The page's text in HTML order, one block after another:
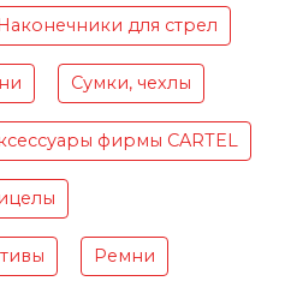
для стрел
Сумки, чехлы
фирмы CARTEL
Ремни